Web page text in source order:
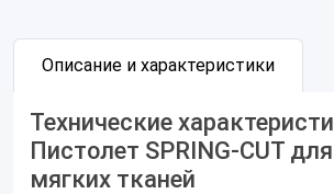
Описание и характеристики
Технические
Пистолет SPRING-CUT
мягких тканей